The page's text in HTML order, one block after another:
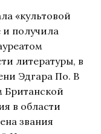
«культовой
и получила
литературы, в
Эдгара По. В
Британской
в области
звания